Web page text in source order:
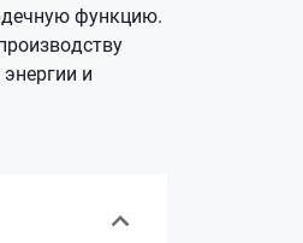
функцию.
и